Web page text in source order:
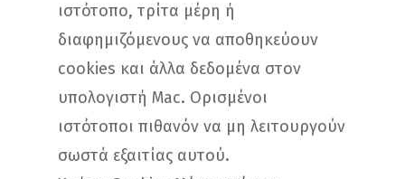
ιστότοπο, τρίτα μέρη ή
διαφημιζόμενους να αποθηκεύουν
cookies και άλλα δεδομένα στον
υπολογιστή Mac. Ορισμένοι
ιστότοποι πιθανόν να μη λειτουργούν
σωστά εξαιτίας αυτού.